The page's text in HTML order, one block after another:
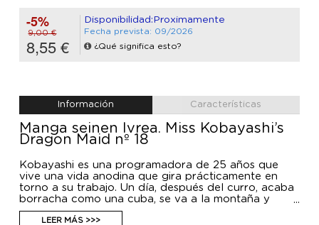
-5%
9,00 €
8,55 €
Disponibilidad:Proximamente
Fecha prevista: 09/2026
¿Qué significa esto?
Información Características
Manga seinen Ivrea. Miss Kobayashi’s
Dragon Maid nº 18
Kobayashi es una programadora de 25 años que
vive una vida anodina que gira prácticamente en
torno a su trabajo. Un día, después del curro, acaba
borracha como una cuba, se va a la montaña y
conoce y ayuda a una dragona llamada Tohru que
viene de otro mundo. Al día siguiente, Tohru se
LEER MÁS >>>